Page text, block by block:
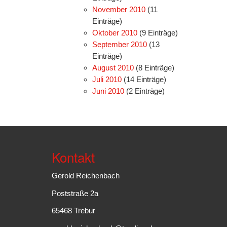
November 2010 (11
Einträge)
Oktober 2010 (9 Einträge)
September 2010 (13
Einträge)
August 2010 (8 Einträge)
Juli 2010 (14 Einträge)
Juni 2010 (2 Einträge)
Kontakt
Gerold Reichenbach
Poststraße 2a
65468 Trebur